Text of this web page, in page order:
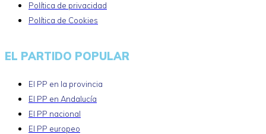
Política de privacidad
Política de Cookies
EL PARTIDO POPULAR
El PP en la provincia
El PP en Andalucía
El PP nacional
El PP europeo